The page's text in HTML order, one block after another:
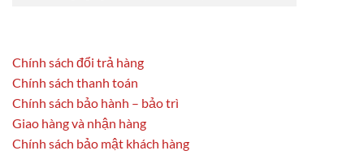
Chính sách đổi trả hàng
Chính sách thanh toán
Chính sách bảo hành – bảo trì
Giao hàng và nhận hàng
Chính sách bảo mật khách hàng